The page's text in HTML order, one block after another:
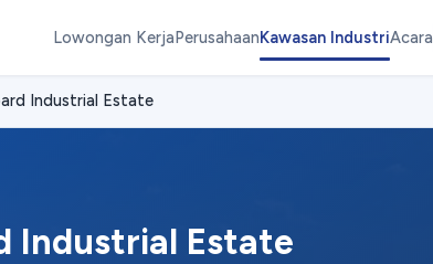
Lowongan KerjaPerusahaanKawasan IndustriAcara
Industrial Estate
Industrial Estate